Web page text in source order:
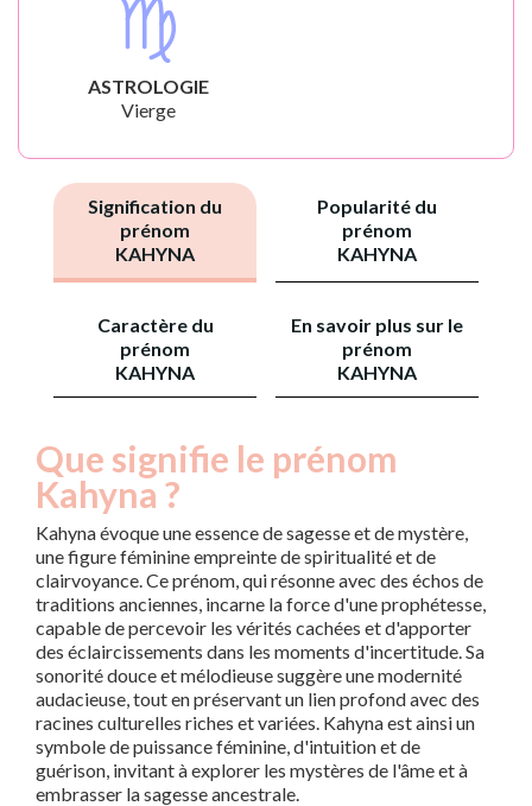
ASTROLOGIE
Vierge
Signification du
prénom
KAHYNA
Popularité du
prénom
KAHYNA
Caractère du
prénom
KAHYNA
En savoir plus sur le
prénom
KAHYNA
Que signifie le prénom
Kahyna ?
Kahyna évoque une essence de sagesse et de mystère,
une figure féminine empreinte de spiritualité et de
clairvoyance. Ce prénom, qui résonne avec des échos de
traditions anciennes, incarne la force d'une prophétesse,
capable de percevoir les vérités cachées et d'apporter
des éclaircissements dans les moments d'incertitude. Sa
sonorité douce et mélodieuse suggère une modernité
audacieuse, tout en préservant un lien profond avec des
racines culturelles riches et variées. Kahyna est ainsi un
symbole de puissance féminine, d'intuition et de
guérison, invitant à explorer les mystères de l'âme et à
embrasser la sagesse ancestrale.